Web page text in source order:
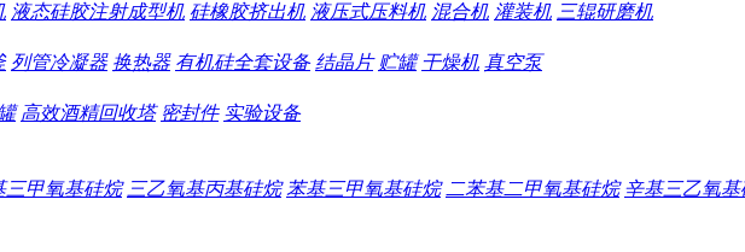
液态硅胶注射成型机 硅橡胶挤出机 液压式压料机 混合机 灌装机 三辊研磨机
列管冷凝器 换热器 有机硅全套设备 结晶片 贮罐 干燥机 真空泵
高效酒精回收塔 密封件 实验设备
三甲氧基硅烷 三乙氧基丙基硅烷 苯基三甲氧基硅烷 二苯基二甲氧基硅烷 辛基三乙氧基